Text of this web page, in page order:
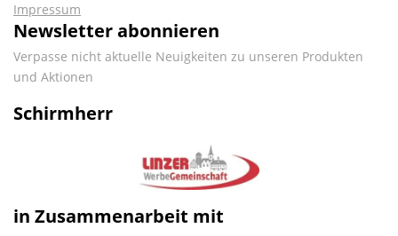
Impressum
Newsletter abonnieren
Verpasse nicht aktuelle Neuigkeiten zu unseren Produkten
und Aktionen
Schirmherr
in Zusammenarbeit mit